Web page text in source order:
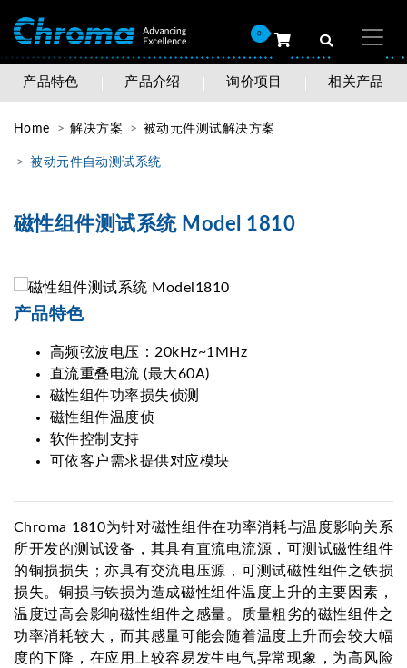
0
产品特色 产品介绍 询价项目 相关产品
Home 解决方案 被动元件测试解决方案
被动元件自动测试系统
磁性组件测试系统 Model 1810
产品特色
高频弦波电压：20kHz~1MHz
直流重叠电流 (最大60A)
磁性组件功率损失侦测
磁性组件温度侦
软件控制支持
可依客户需求提供对应模块
Chroma 1810为针对磁性组件在功率消耗与温度影响关系
所开发的测试设备，其具有直流电流源，可测试磁性组件
的铜损损失；亦具有交流电压源，可测试磁性组件之铁损
损失。铜损与铁损为造成磁性组件温度上升的主要因素，
温度过高会影响磁性组件之感量。质量粗劣的磁性组件之
功率消耗较大，而其感量可能会随着温度上升而会较大幅
度的下降，在应用上较容易发生电气异常现象，为高风险